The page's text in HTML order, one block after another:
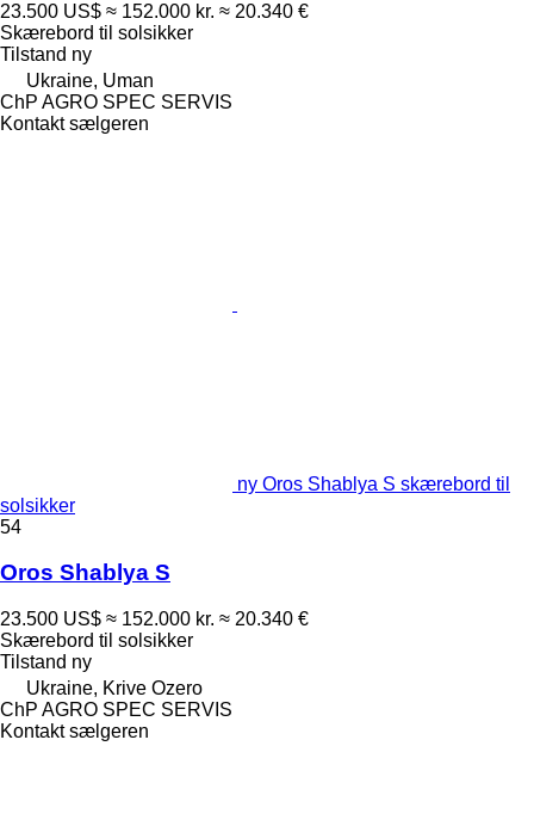
23.500 US$ ≈ 152.000 kr. ≈ 20.340 €
Skærebord til solsikker
Tilstand ny
Ukraine, Uman
ChP AGRO SPEC SERVIS
Kontakt sælgeren
ny Oros Shablya S skærebord til
solsikker
54
Oros Shablya S
23.500 US$ ≈ 152.000 kr. ≈ 20.340 €
Skærebord til solsikker
Tilstand ny
Ukraine, Krive Ozero
ChP AGRO SPEC SERVIS
Kontakt sælgeren